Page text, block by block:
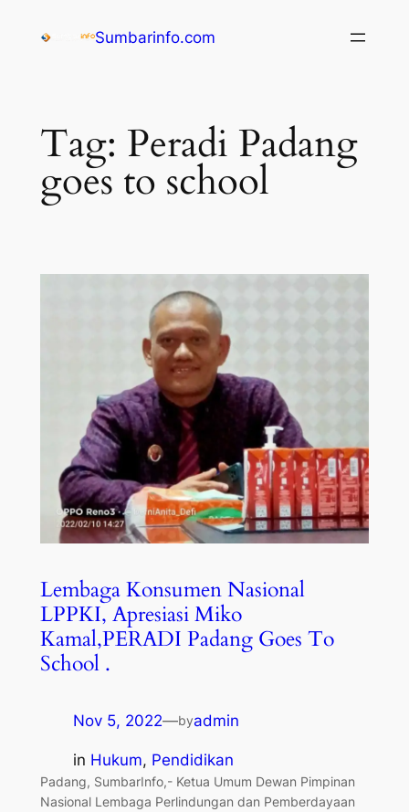
Sumbarinfo.com
Tag: Peradi Padang
goes to school
Lembaga Konsumen Nasional
LPPKI, Apresiasi Miko
Kamal,PERADI Padang Goes To
School .
Nov 5, 2022—byadmin
in Hukum, Pendidikan
Padang, SumbarInfo,- Ketua Umum Dewan Pimpinan
Nasional Lembaga Perlindungan dan Pemberdayaan